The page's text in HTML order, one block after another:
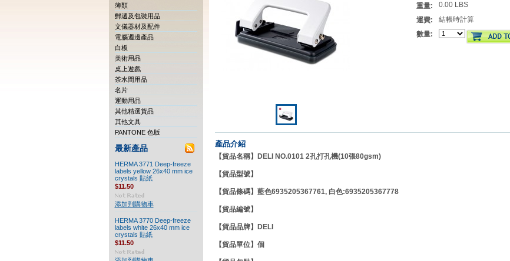
簿類
郵遞及包裝用品
文儀器材及配件
電腦週邊產品
白板
美術用品
桌上遊戲
茶水間用品
名片
運動用品
其他精選貨品
其他文具
PANTONE 色版
最新產品
HERMA 3771 Deep-freeze
labels yellow 26x40 mm ice
crystals 貼紙
$11.50
添加到購物車
HERMA 3770 Deep-freeze
labels white 26x40 mm ice
crystals 貼紙
$11.50
重量:
0.00 LBS
運費:
結帳時計算
數量:
產品介紹
【貨品名稱】DELI NO.0101 2孔打孔機(10張80gsm)
【貨品型號】
【貨品條碼】藍色6935205367761, 白色:6935205367778
【貨品編號】
【貨品品牌】DELI
【貨品單位】個